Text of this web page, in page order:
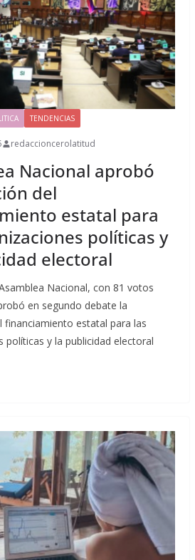
TENDENCIAS
redaccioncerolatitud
Nacional aprobó
del
estatal para
políticas y
electoral
Nacional, con 81 votos
en segundo debate la
financiamiento estatal para las
políticas y la publicidad electoral